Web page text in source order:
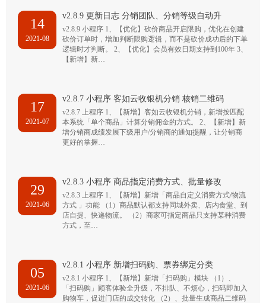
14
2021-08
v2.8.9 更新日志 分销团队、分销等级自动升
v2.8.9 小程序 1、【优化】砍价商品开启限购，优化在创建
砍价订单时，增加判断限购逻辑，而不是砍价成功后的下单
逻辑时才判断。 2、【优化】会员有效日期支持到100年 3、
【新增】新…
17
2021-07
v2.8.7 小程序 客如云收银机分销 核销二维码
v2.8.7 上程序 1、【新增】客如云收银机分销，新增按匹配
本系统「单个商品」计算分销佣金的方式。 2、【新增】新
增分销商成绩发展下级用户/分销商的通知提醒，让分销商
更好的掌握…
29
2021-06
v2.8.3 小程序 商品指定消费方式、批量修改
v2.8.3 上程序 1、【新增】新增「商品自定义消费方式/物流
方式 」功能 （1）商品默认都支持同城外卖、店内食堂、到
店自提、快递物流。 （2）商家可指定商品只支持某种消费
方式，至…
05
2021-06
v2.8.1 小程序 新增扫码购、票券绑定分类
v2.8.1 小程序 1、【新增】新增「扫码购」模块 （1）、
「扫码购」顾客体验全升级，不排队、不烦心，扫码即加入
购物车，促进门店的成交转化 （2）、批量生成商品二维码